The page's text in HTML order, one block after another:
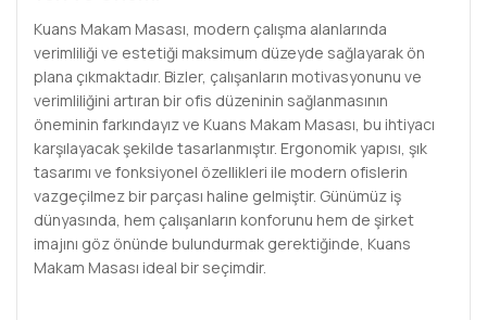
Kuans Makam Masası, modern çalışma alanlarında
verimliliği ve estetiği maksimum düzeyde sağlayarak ön
plana çıkmaktadır. Bizler, çalışanların motivasyonunu ve
verimliliğini artıran bir ofis düzeninin sağlanmasının
öneminin farkındayız ve Kuans Makam Masası, bu ihtiyacı
karşılayacak şekilde tasarlanmıştır. Ergonomik yapısı, şık
tasarımı ve fonksiyonel özellikleri ile modern ofislerin
vazgeçilmez bir parçası haline gelmiştir. Günümüz iş
dünyasında, hem çalışanların konforunu hem de şirket
imajını göz önünde bulundurmak gerektiğinde, Kuans
Makam Masası ideal bir seçimdir.